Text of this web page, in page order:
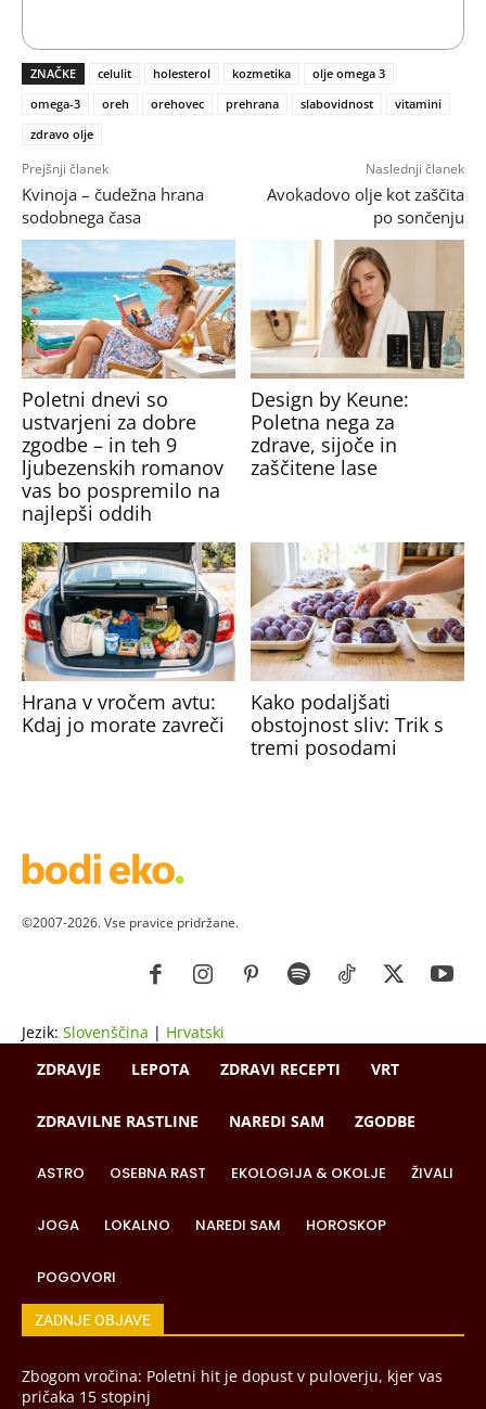
ZNAČKE celulit holesterol kozmetika
olje omega 3
omega-3
oreh orehovec prehrana slabovidnost
vitamini
zdravo olje
Prejšnji članek
Kvinoja – čudežna hrana
sodobnega časa
Naslednji članek
Avokadovo olje kot zaščita
po sončenju
Poletni dnevi so
ustvarjeni za dobre
zgodbe – in teh 9
ljubezenskih romanov
vas bo pospremilo na
najlepši oddih
Design by Keune:
Poletna nega za
zdrave, sijoče in
zaščitene lase
Hrana v vročem avtu:
Kdaj jo morate zavreči
Kako podaljšati
obstojnost sliv: Trik s
tremi posodami
©2007-2026. Vse pravice pridržane.
Jezik: Slovenščina | Hrvatski
ZDRAVJE
LEPOTA ZDRAVI RECEPTI VRT
ZDRAVILNE RASTLINE NAREDI SAM ZGODBE
ASTRO OSEBNA RAST EKOLOGIJA & OKOLJE ŽIVALI
JOGA LOKALNO NAREDI SAM HOROSKOP
POGOVORI
ZADNJE OBJAVE
Zbogom vročina: Poletni hit je dopust v puloverju, kjer vas
pričaka 15 stopinj